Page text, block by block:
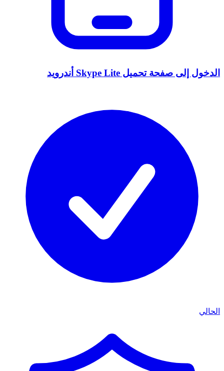
الدخول إلى صفحة تحميل Skype Lite أندرويد
الحالي